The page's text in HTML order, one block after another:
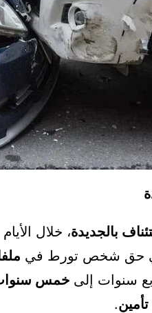
بالجديدة، خلال الأيام
في حق شخص تورط في
سنوات إلى خمس سنوات
.